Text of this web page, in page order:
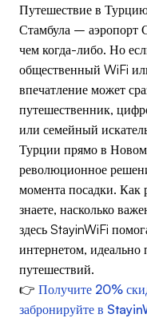
Путешествие в
Стамбула – аэропорт
чем когда-либо. Но
общественный WiFi
впечатление может
путешественник,
или семейный
Турции прямо в
революционное
момента посадки. Как
знаете, насколько
здесь StayinWiFi
интернетом,
путешествий.
👉 Получите 20%
забронируйте в